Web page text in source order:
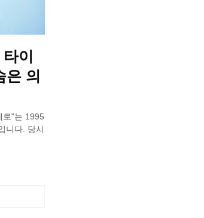
이
의
로"는 1995
니다. 당시